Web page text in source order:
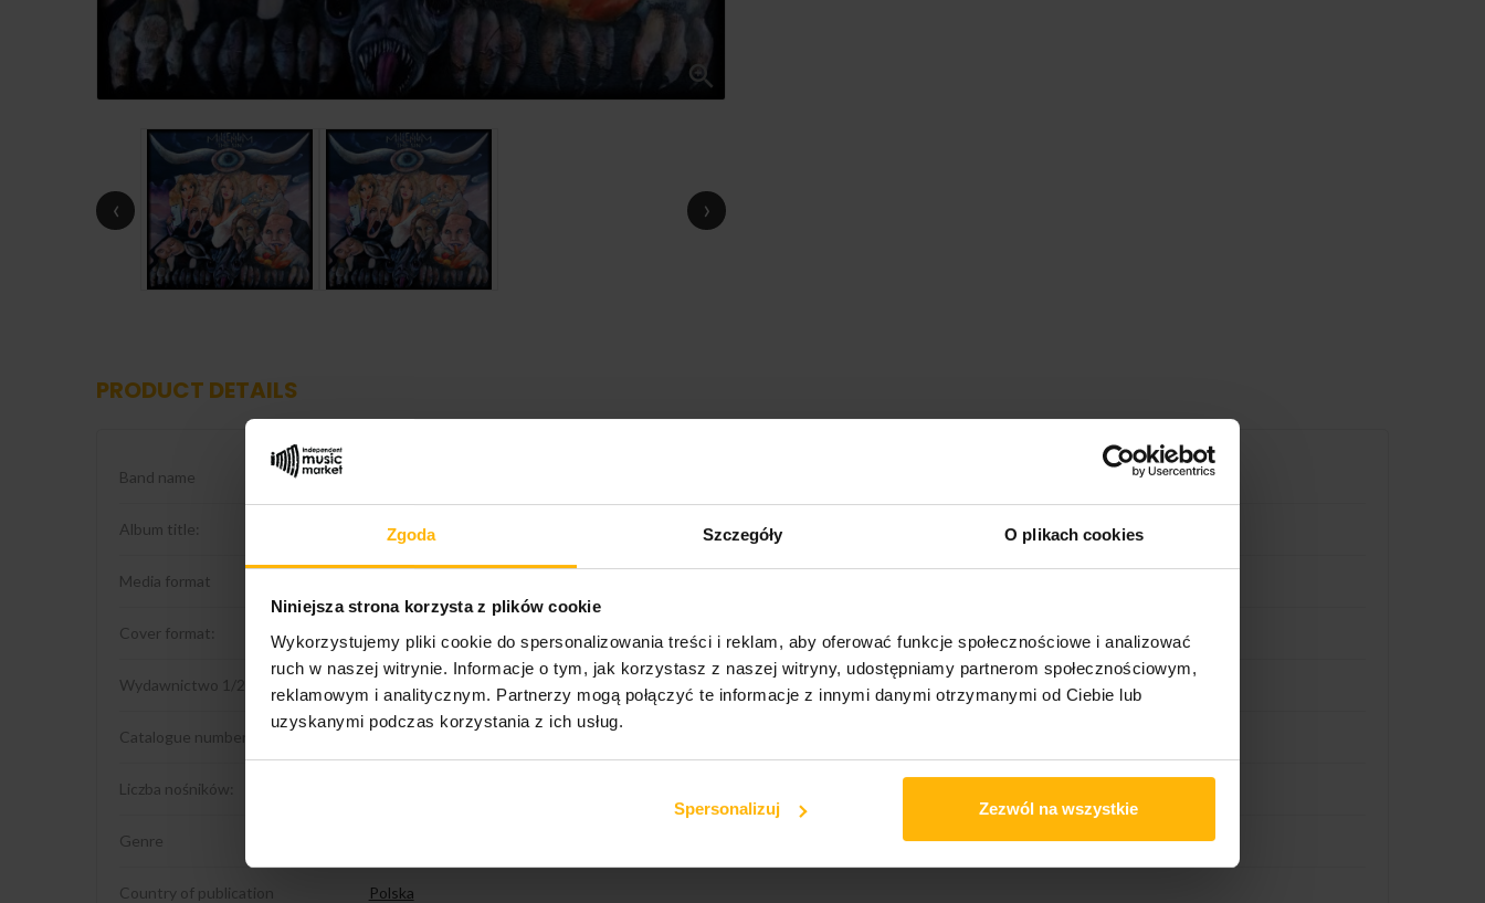
Zgoda Szczegóły O plikach cookies
Niniejsza strona korzysta z plików cookie
Wykorzystujemy pliki cookie do spersonalizowania treści i reklam, aby oferować funkcje społecznościowe i analizować
ruch w naszej witrynie. Informacje o tym, jak korzystasz z naszej witryny, udostępniamy partnerom społecznościowym,
reklamowym i analitycznym. Partnerzy mogą połączyć te informacje z innymi danymi otrzymanymi od Ciebie lub
uzyskanymi podczas korzystania z ich usług.
Spersonalizuj Zezwól na wszystkie

‹ ›
PRODUCT DETAILS
Band name
Album title: The Sin
Media format
Cover format: Digipack
Wydawnictwo 1/2 Lynx Music
Catalogue number: LM 188CD-DG
Liczba nośników:
Genre
Country of publication Polska